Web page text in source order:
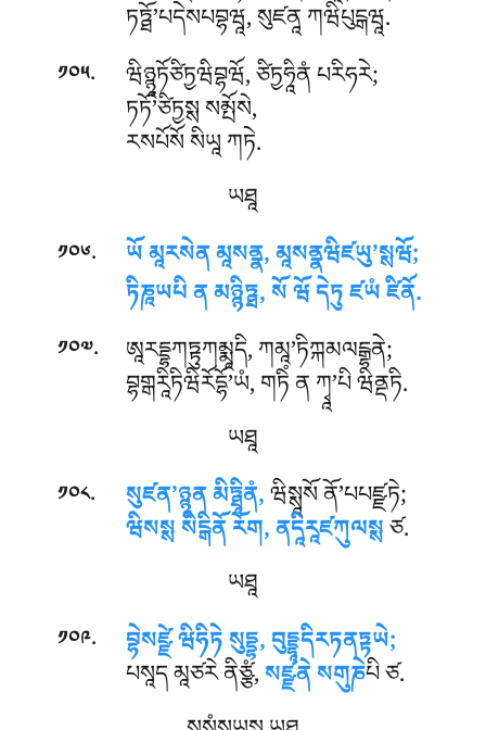
ཏཏྠོ’པདེསཔབྷཝཱ, སུཛནཱ ཀཝིཔུངྒཝཱ.
༡༠༥. ཝིཉྙཱཏོཙིཏྱཝིབྷཝོ, ཙིཏྱཧཱིནཾ པརིཧརེ;
ཏཏོ’ཙིཏྱསྶ སམྤོསེ,
རསཔོསོ སིཡཱ ཀཏེ.
ཡཐཱ
༡༠༦. ཡོ མཱརསེན མཱསནྣ, མཱསནྣཝིཛཡུ’སྶཝོ;
ཏིཎཱཡཔི ན མཉྙིཏྠ, སོ ཝོ དེཏུ ཛཡཾ ཛིནོ.
༡༠༧. ཨཱརདྡྷཀཏྟུཀམྨཱདི, ཀམཱ’ཏིཀྐམལངྒྷནེ;
བྷགྒརཱིཏིཝིརོདྷོ’ཡཾ, གཏིཾ ན ཀྭཱ’པི ཝིནྡཏི.
ཡཐཱ
༡༠༨. སུཛན’ཉྙཱན མིཏྠཱིནཾ,ཝིསྶཱསོ ནོ’པཔཛྫཏེ;
ཝིསསྶ སིངྒིནོ རོག, ནདཱིརཱཛཀུལསྶཙ.
ཡཐཱ
༡༠༩. བྷེསཛྫེ ཝིཧིཏེ སུདྡྷ, བུདྡྷཱདིརཏནཏྟཡེ;
པསཱད མཱཙརེ ནིཙྩཾ,སཛྫནེ སགུཎེཔི ཙ.